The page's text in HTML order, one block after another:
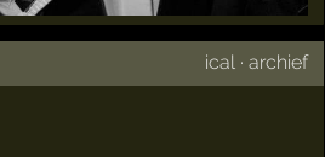
ical ·archief